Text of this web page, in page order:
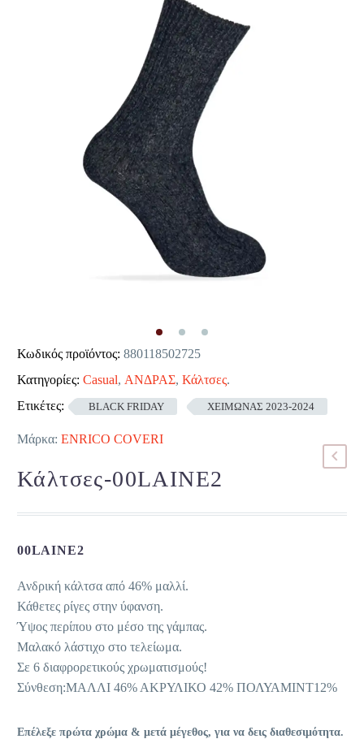
Κωδικός προϊόντος: 880118502725
Κατηγορίες: Casual, ΑΝΔΡΑΣ, Κάλτσες.
Ετικέτες:
BLACK FRIDAY ΧΕΙΜΩΝΑΣ 2023-2024
Μάρκα: ENRICO COVERI
Κάλτσες-00LAINE2
00LAINE2
Ανδρική κάλτσα από 46% μαλλί.
Κάθετες ρίγες στην ύφανση.
Ύψος περίπου στο μέσο της γάμπας.
Μαλακό λάστιχο στο τελείωμα.
Σε 6 διαφρορετικούς χρωματισμούς!
Σύνθεση:ΜΑΛΛΙ 46% ΑΚΡΥΛΙΚΟ 42% ΠΟΛΥΑΜΙΝΤ12%
Επέλεξε πρώτα χρώμα & μετά μέγεθος, για να δεις διαθεσιμότητα.